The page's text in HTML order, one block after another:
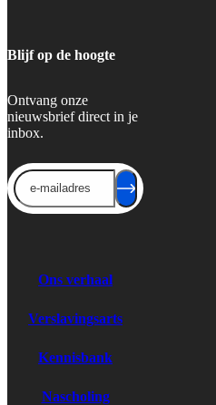
Blijf op de hoogte
Ontvang onze
nieuwsbrief direct in je
inbox.
Ons verhaal
Verslavingsarts
Kennisbank
Nascholing